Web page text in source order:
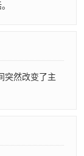
突然改变了主